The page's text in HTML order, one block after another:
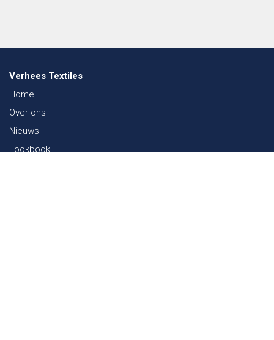
Verhees Textiles
Home
Over ons
Nieuws
Lookbook